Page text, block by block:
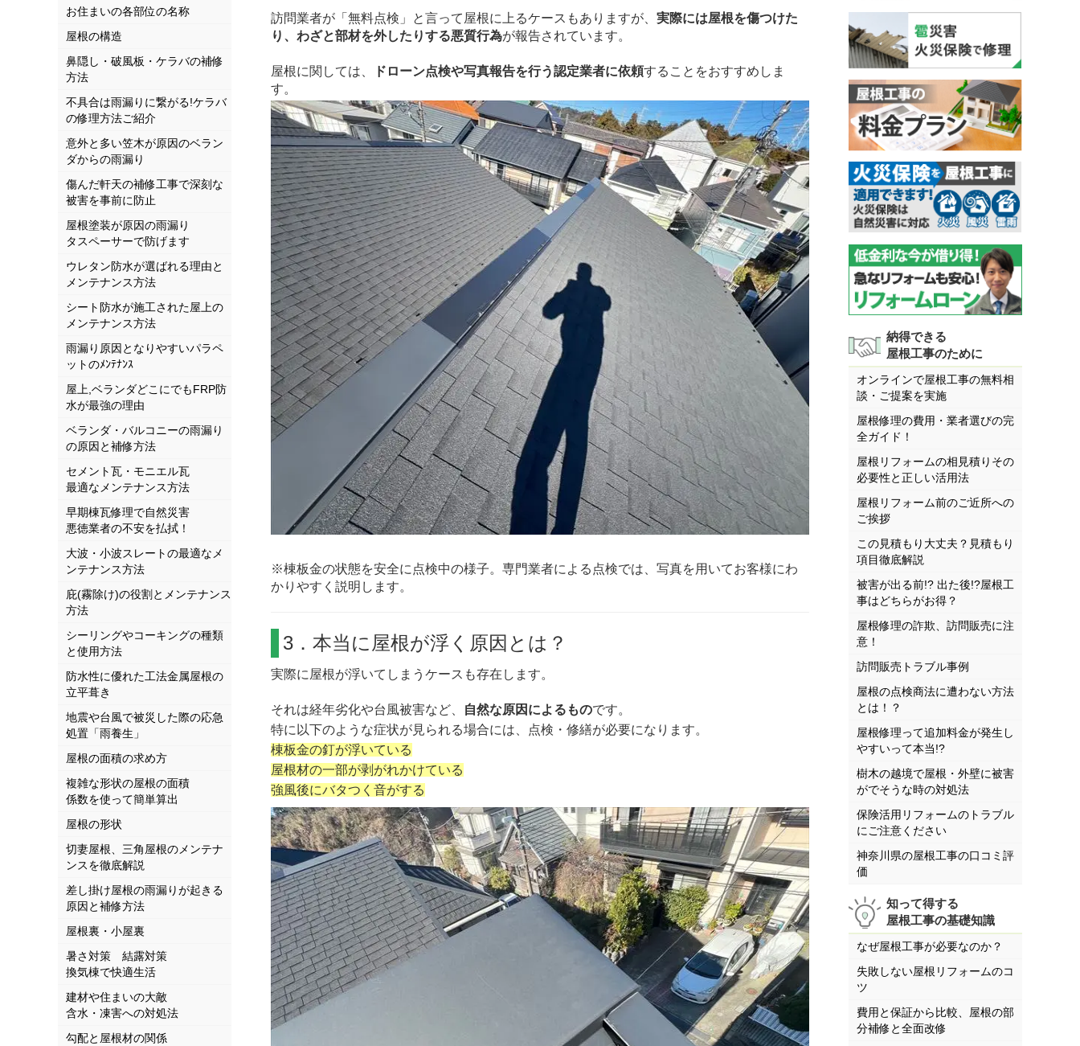
お住まいの各部位の名称
屋根の構造
鼻隠し・破風板・ケラバの補修
方法
不具合は雨漏りに繋がる!ケラバ
の修理方法ご紹介
意外と多い笠木が原因のベラン
ダからの雨漏り
傷んだ軒天の補修工事で深刻な
被害を事前に防止
屋根塗装が原因の雨漏り
タスペーサーで防げます
ウレタン防水が選ばれる理由と
メンテナンス方法
シート防水が施工された屋上の
メンテナンス方法
雨漏り原因となりやすいパラペ
ットのﾒﾝﾃﾅﾝｽ
屋上,ベランダどこにでもFRP防
水が最強の理由
ベランダ・バルコニーの雨漏り
の原因と補修方法
セメント瓦・モニエル瓦
最適なメンテナンス方法
早期棟瓦修理で自然災害
悪徳業者の不安を払拭！
大波・小波スレートの最適なメ
ンテナンス方法
庇(霧除け)の役割とメンテナンス
方法
シーリングやコーキングの種類
と使用方法
防水性に優れた工法金属屋根の
立平葺き
地震や台風で被災した際の応急
処置「雨養生」
屋根の面積の求め方
複雑な形状の屋根の面積
係数を使って簡単算出
屋根の形状
切妻屋根、三角屋根のメンテナ
ンスを徹底解説
差し掛け屋根の雨漏りが起きる
原因と補修方法
屋根裏・小屋裏
暑さ対策 結露対策
換気棟で快適生活
建材や住まいの大敵
含水・凍害への対処法
勾配と屋根材の関係
訪問業者が「無料点検」と言って屋根に上るケースもありますが、実際には屋根を傷つけた
り、わざと部材を外したりする悪質行為が報告されています。
屋根に関しては、 ドローン点検や写真報告を行う認定業者に依頼することをおすすめしま
す。
※棟板金の状態を安全に点検中の様子。専門業者による点検では、写真を用いてお客様にわ
かりやすく説明します。
3．本当に屋根が浮く原因とは？
実際に屋根が浮いてしまうケースも存在します。
それは経年劣化や台風被害など、 自然な原因によるものです。
特に以下のような症状が見られる場合には、点検・修繕が必要になります。
棟板金の釘が浮いている
屋根材の一部が剥がれかけている
強風後にバタつく音がする
納得できる
屋根工事のために
オンラインで屋根工事の無料相
談・ご提案を実施
屋根修理の費用・業者選びの完
全ガイド！
屋根リフォームの相見積りその
必要性と正しい活用法
屋根リフォーム前のご近所への
ご挨拶
この見積もり大丈夫？見積もり
項目徹底解説
被害が出る前!? 出た後!?屋根工
事はどちらがお得？
屋根修理の詐欺、訪問販売に注
意！
訪問販売トラブル事例
屋根の点検商法に遭わない方法
とは！？
屋根修理って追加料金が発生し
やすいって本当!?
樹木の越境で屋根・外壁に被害
がでそうな時の対処法
保険活用リフォームのトラブル
にご注意ください
神奈川県の屋根工事の口コミ評
価
知って得する
屋根工事の基礎知識
なぜ屋根工事が必要なのか？
失敗しない屋根リフォームのコ
ツ
費用と保証から比較、屋根の部
分補修と全面改修